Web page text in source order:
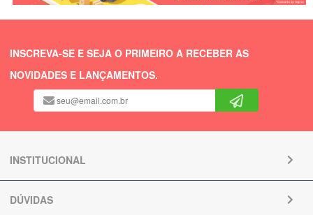
INSCREVA-SE E SEJA O PRIMEIRO A RECEBER AS
NOVIDADES E LANÇAMENTOS.
INSTITUCIONAL
DÚVIDAS